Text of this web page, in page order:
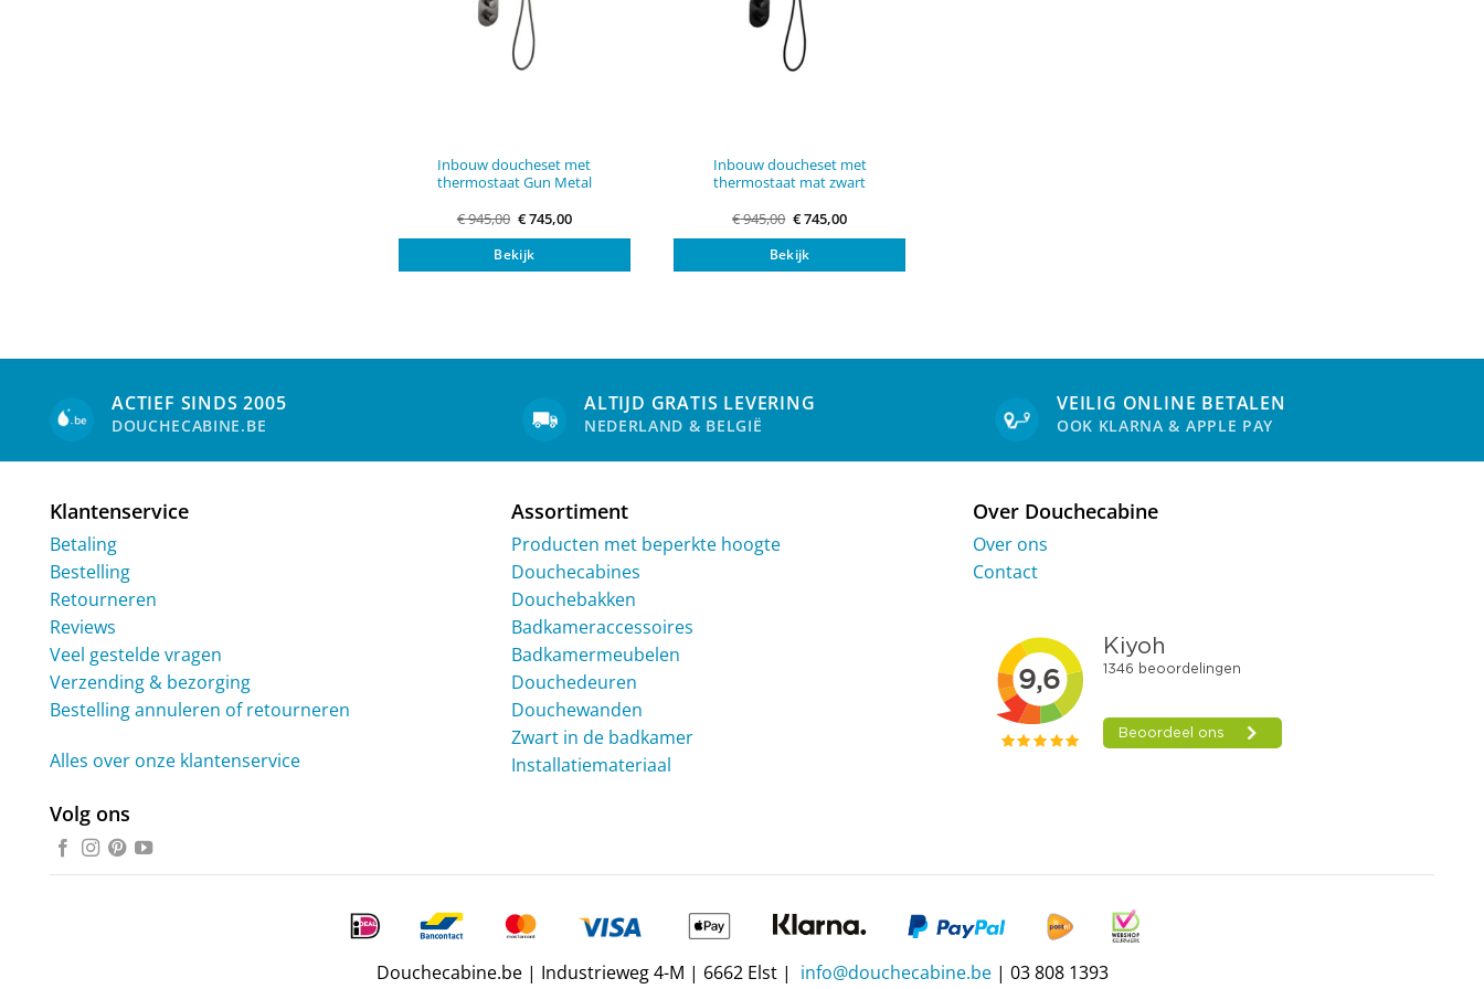
Inbouw doucheset met
thermostaat Gun Metal
€945,00 Original
price
was:
€ 945,00.
€745,00Current
price
is:
Bekijk
Inbouw doucheset met
thermostaat mat zwart
€945,00 Original
price
was:
€ 945,00.
€745,00Current
is:
Bekijk
ACTIEF SINDS 2005
DOUCHECABINE.BE
ALTIJD GRATIS LEVERING
NEDERLAND & BELGIË
VEILIG ONLINE BETALEN
OOK KLARNA & APPLE PAY
Klantenservice
Betaling
Bestelling
Retourneren
Reviews
Veel gestelde vragen
Verzending & bezorging
Bestelling annuleren of retourneren
Alles over onze klantenservice
Volg ons
Assortiment
Producten met beperkte hoogte
Douchecabines
Douchebakken
Badkameraccessoires
Badkamermeubelen
Douchedeuren
Douchewanden
Zwart in de badkamer
Installatiemateriaal
Over Douchecabine
Over ons
Contact
Douchecabine.be | Industrieweg 4-M | 6662 Elst | info@douchecabine.be| 03 808 1393